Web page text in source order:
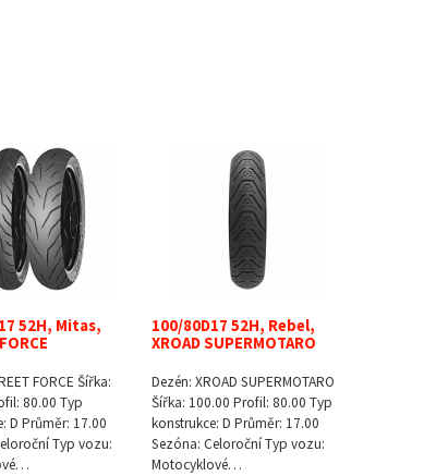
52H, Mitas,
FORCE Šířka:
80.00 Typ
D Průměr: 17.00
Typ vozu:
100/80D17 52H, Rebel,
XROAD SUPERMOTARO
Dezén: XROAD SUPERMOTARO
Šířka: 100.00 Profil: 80.00 Typ
konstrukce: D Průměr: 17.00
Sezóna: Celoroční Typ vozu:
Motocyklové…